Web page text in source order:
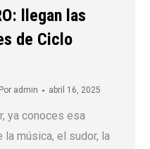
llegan las
de Ciclo
Por admin abril 16, 2025
ya conoces esa
la música, el sudor, la